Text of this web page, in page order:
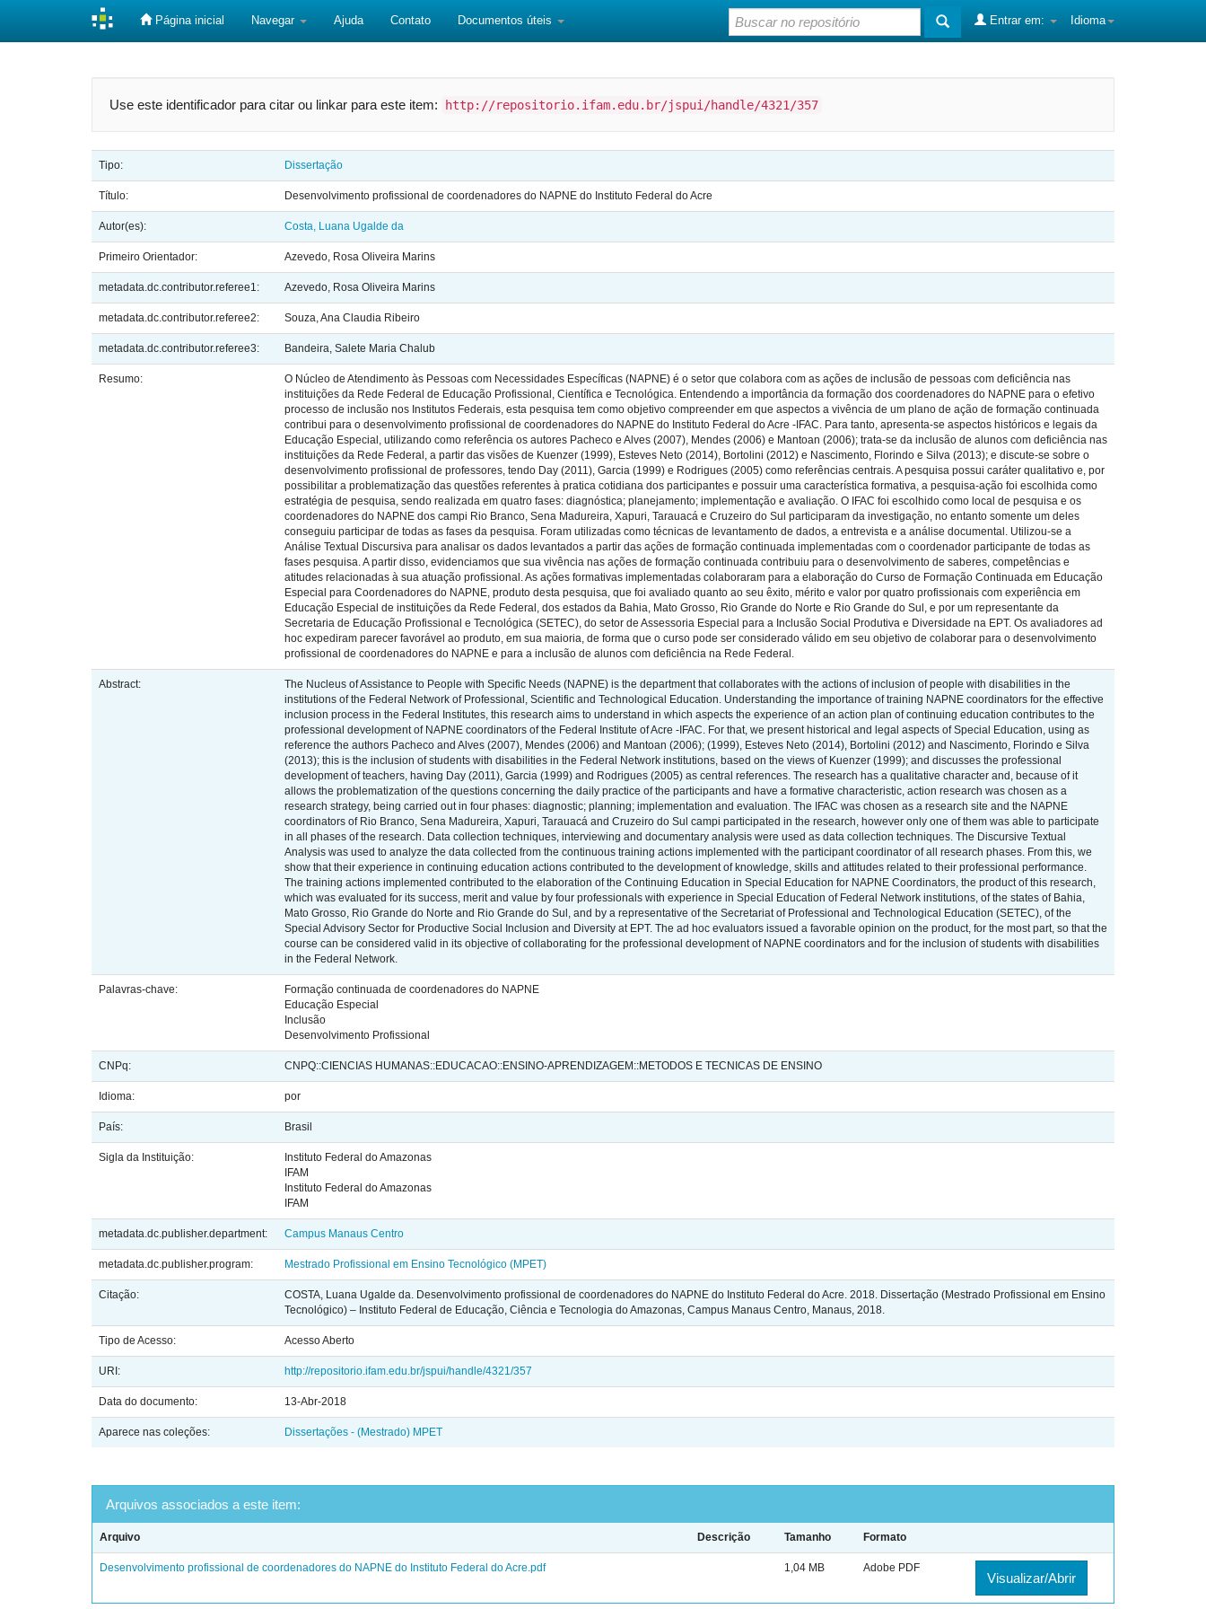
Página inicial Navegar Ajuda Contato Documentos úteis Idioma
Entrar em:
Use este identificador para citar ou linkar para este item: http://repositorio.ifam.edu.br/jspui/handle/4321/357
Tipo: Dissertação
Título: Desenvolvimento profissional de coordenadores do NAPNE do Instituto Federal do Acre
Autor(es): Costa, Luana Ugalde da
Primeiro Orientador: Azevedo, Rosa Oliveira Marins
metadata.dc.contributor.referee1: Azevedo, Rosa Oliveira Marins
metadata.dc.contributor.referee2: Souza, Ana Claudia Ribeiro
metadata.dc.contributor.referee3: Bandeira, Salete Maria Chalub
Resumo:
O Núcleo de Atendimento às Pessoas com Necessidades Específicas (NAPNE) é o setor que colabora com as ações de inclusão de pessoas com deficiência nas
instituições da Rede Federal de Educação Profissional, Científica e Tecnológica. Entendendo a importância da formação dos coordenadores do NAPNE para o efetivo
processo de inclusão nos Institutos Federais, esta pesquisa tem como objetivo compreender em que aspectos a vivência de um plano de ação de formação continuada
contribui para o desenvolvimento profissional de coordenadores do NAPNE do Instituto Federal do Acre -IFAC. Para tanto, apresenta-se aspectos históricos e legais da
Educação Especial, utilizando como referência os autores Pacheco e Alves (2007), Mendes (2006) e Mantoan (2006); trata-se da inclusão de alunos com deficiência nas
instituições da Rede Federal, a partir das visões de Kuenzer (1999), Esteves Neto (2014), Bortolini (2012) e Nascimento, Florindo e Silva (2013); e discute-se sobre o
desenvolvimento profissional de professores, tendo Day (2011), Garcia (1999) e Rodrigues (2005) como referências centrais. A pesquisa possui caráter qualitativo e, por
possibilitar a problematização das questões referentes à pratica cotidiana dos participantes e possuir uma característica formativa, a pesquisa-ação foi escolhida como
estratégia de pesquisa, sendo realizada em quatro fases: diagnóstica; planejamento; implementação e avaliação. O IFAC foi escolhido como local de pesquisa e os
coordenadores do NAPNE dos campi Rio Branco, Sena Madureira, Xapuri, Tarauacá e Cruzeiro do Sul participaram da investigação, no entanto somente um deles
conseguiu participar de todas as fases da pesquisa. Foram utilizadas como técnicas de levantamento de dados, a entrevista e a análise documental. Utilizou-se a
Análise Textual Discursiva para analisar os dados levantados a partir das ações de formação continuada implementadas com o coordenador participante de todas as
fases pesquisa. A partir disso, evidenciamos que sua vivência nas ações de formação continuada contribuiu para o desenvolvimento de saberes, competências e
atitudes relacionadas à sua atuação profissional. As ações formativas implementadas colaboraram para a elaboração do Curso de Formação Continuada em Educação
Especial para Coordenadores do NAPNE, produto desta pesquisa, que foi avaliado quanto ao seu êxito, mérito e valor por quatro profissionais com experiência em
Educação Especial de instituições da Rede Federal, dos estados da Bahia, Mato Grosso, Rio Grande do Norte e Rio Grande do Sul, e por um representante da
Secretaria de Educação Profissional e Tecnológica (SETEC), do setor de Assessoria Especial para a Inclusão Social Produtiva e Diversidade na EPT. Os avaliadores ad
hoc expediram parecer favorável ao produto, em sua maioria, de forma que o curso pode ser considerado válido em seu objetivo de colaborar para o desenvolvimento
profissional de coordenadores do NAPNE e para a inclusão de alunos com deficiência na Rede Federal.
Abstract:
The Nucleus of Assistance to People with Specific Needs (NAPNE) is the department that collaborates with the actions of inclusion of people with disabilities in the
institutions of the Federal Network of Professional, Scientific and Technological Education. Understanding the importance of training NAPNE coordinators for the effective
inclusion process in the Federal Institutes, this research aims to understand in which aspects the experience of an action plan of continuing education contributes to the
professional development of NAPNE coordinators of the Federal Institute of Acre -IFAC. For that, we present historical and legal aspects of Special Education, using as
reference the authors Pacheco and Alves (2007), Mendes (2006) and Mantoan (2006); (1999), Esteves Neto (2014), Bortolini (2012) and Nascimento, Florindo e Silva
(2013); this is the inclusion of students with disabilities in the Federal Network institutions, based on the views of Kuenzer (1999); and discusses the professional
development of teachers, having Day (2011), Garcia (1999) and Rodrigues (2005) as central references. The research has a qualitative character and, because of it
allows the problematization of the questions concerning the daily practice of the participants and have a formative characteristic, action research was chosen as a
research strategy, being carried out in four phases: diagnostic; planning; implementation and evaluation. The IFAC was chosen as a research site and the NAPNE
coordinators of Rio Branco, Sena Madureira, Xapuri, Tarauacá and Cruzeiro do Sul campi participated in the research, however only one of them was able to participate
in all phases of the research. Data collection techniques, interviewing and documentary analysis were used as data collection techniques. The Discursive Textual
Analysis was used to analyze the data collected from the continuous training actions implemented with the participant coordinator of all research phases. From this, we
show that their experience in continuing education actions contributed to the development of knowledge, skills and attitudes related to their professional performance.
The training actions implemented contributed to the elaboration of the Continuing Education in Special Education for NAPNE Coordinators, the product of this research,
which was evaluated for its success, merit and value by four professionals with experience in Special Education of Federal Network institutions, of the states of Bahia,
Mato Grosso, Rio Grande do Norte and Rio Grande do Sul, and by a representative of the Secretariat of Professional and Technological Education (SETEC), of the
Special Advisory Sector for Productive Social Inclusion and Diversity at EPT. The ad hoc evaluators issued a favorable opinion on the product, for the most part, so that the
course can be considered valid in its objective of collaborating for the professional development of NAPNE coordinators and for the inclusion of students with disabilities
in the Federal Network.
Palavras-chave:
Formação continuada de coordenadores do NAPNE
Educação Especial
Inclusão
Desenvolvimento Profissional
CNPq: CNPQ::CIENCIAS HUMANAS::EDUCACAO::ENSINO-APRENDIZAGEM::METODOS E TECNICAS DE ENSINO
Idioma: por
País: Brasil
Sigla da Instituição:
Instituto Federal do Amazonas
IFAM
Instituto Federal do Amazonas
IFAM
metadata.dc.publisher.department: Campus Manaus Centro
metadata.dc.publisher.program: Mestrado Profissional em Ensino Tecnológico (MPET)
Citação:
COSTA, Luana Ugalde da. Desenvolvimento profissional de coordenadores do NAPNE do Instituto Federal do Acre. 2018. Dissertação (Mestrado Profissional em Ensino
Tecnológico) – Instituto Federal de Educação, Ciência e Tecnologia do Amazonas, Campus Manaus Centro, Manaus, 2018.
Tipo de Acesso: Acesso Aberto
URI: http://repositorio.ifam.edu.br/jspui/handle/4321/357
Data do documento: 13-Abr-2018
Aparece nas coleções: Dissertações - (Mestrado) MPET
Arquivos associados a este item:
Arquivo Descrição Tamanho Formato
Desenvolvimento profissional de coordenadores do NAPNE do Instituto Federal do Acre.pdf 1,04 MB Adobe PDF
Visualizar/Abrir